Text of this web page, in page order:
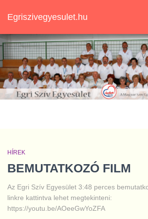
Egriszivegyesulet.hu
HÍREK
BEMUTATKOZÓ FILM
Az Egri Szív Egyesület 3:48 perces
linkre kattintva lehet megtekinteni:
https://youtu.be/AOeeGwYoZFA